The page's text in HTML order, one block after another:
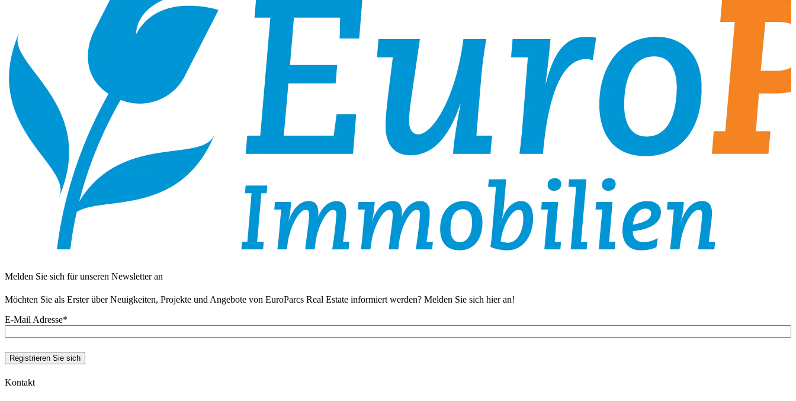
Melden Sie sich für unseren Newsletter an
Möchten Sie als Erster über Neuigkeiten, Projekte und Angebote von EuroParcs Real Estate informiert werden? Melden Sie sich hier an!
E-Mail Adresse*
Kontakt